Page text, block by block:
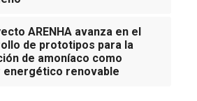
ARENHA avanza en el
de prototipos para la
de amoníaco como
renovable